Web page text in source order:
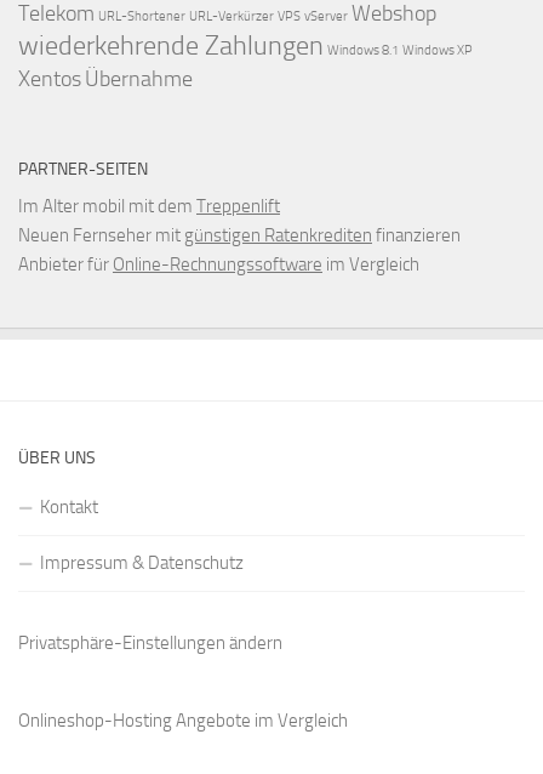
Telekom URL-Shortener URL-Verkürzer VPS vServer Webshop
wiederkehrende Zahlungen Windows 8.1 Windows XP
XentosÜbernahme
PARTNER-SEITEN
Im Alter mobil mit dem Treppenlift
Neuen Fernseher mit günstigen Ratenkrediten finanzieren
Anbieter für Online-Rechnungssoftware im Vergleich
ÜBER UNS
Kontakt
Impressum & Datenschutz
Privatsphäre-Einstellungen ändern
Onlineshop-Hosting Angebote im Vergleich